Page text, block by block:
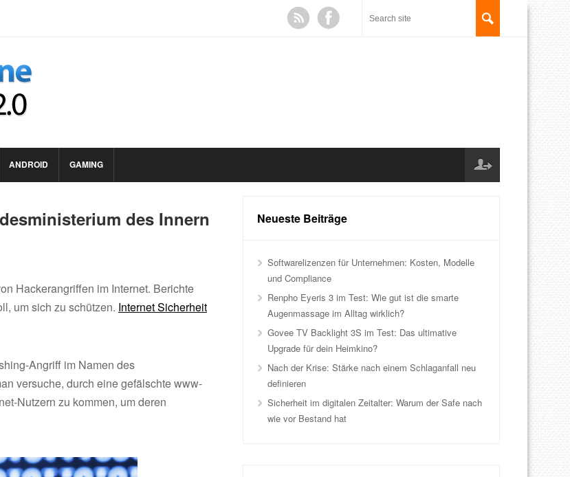
ANDROID GAMING
des Innern
Hackerangriffen im Internet. Berichte
um sich zu schützen. Internet Sicherheit
Angriff im Namen des
versuche, durch eine gefälschte www-
Nutzern zu kommen, um deren
Neueste Beiträge
Softwarelizenzen für Unternehmen: Kosten, Modelle
und Compliance
Renpho Eyeris 3 im Test: Wie gut ist die smarte
Augenmassage im Alltag wirklich?
Govee TV Backlight 3S im Test: Das ultimative
Upgrade für dein Heimkino?
Nach der Krise: Stärke nach einem Schlaganfall neu
definieren
Sicherheit im digitalen Zeitalter: Warum der Safe nach
wie vor Bestand hat